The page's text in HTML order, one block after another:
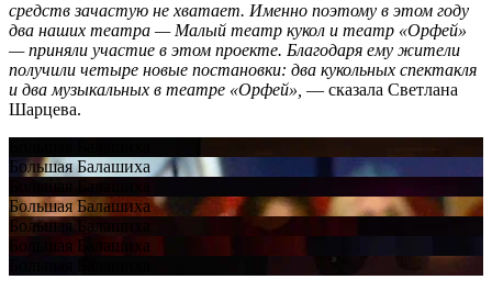
средств зачастую не хватает. Именно поэтому в этом году
два наших театра — Малый театр кукол и театр «Орфей»
— приняли участие в этом проекте. Благодаря ему жители
получили четыре новые постановки: два кукольных спектакля
и два музыкальных в театре «Орфей», — сказала Светлана
Шарцева.
Большая Балашиха
Большая Балашиха
Большая Балашиха
Большая Балашиха